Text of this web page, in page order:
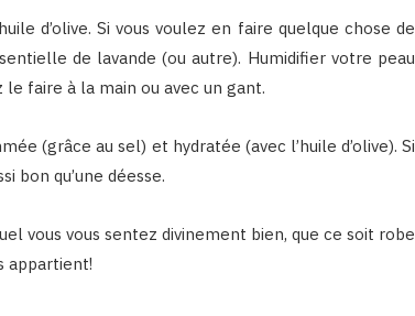
d’olive. Si vous voulez en faire quelque chose de
de lavande (ou autre). Humidifier votre peau
faire à la main ou avec un gant.
(grâce au sel) et hydratée (avec l’huile d’olive). Si
bon qu’une déesse.
vous vous sentez divinement bien, que ce soit robe
appartient!